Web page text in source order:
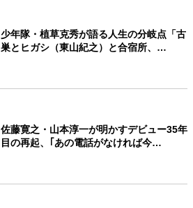
少年隊・植草克秀が語る人生の分岐点「古
巣とヒガシ（東山紀之）と合宿所、…
佐藤寛之・山本淳一が明かすデビュー35年
目の再起、｢あの電話がなければ今…